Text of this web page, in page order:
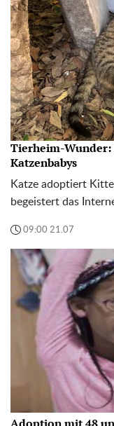
Tierheim-Wunder:
Katzenbabys
Katze adoptiert
begeistert das
09:00 21.07